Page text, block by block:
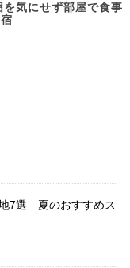
を気にせず部屋で食事
地7選 夏のおすすめス